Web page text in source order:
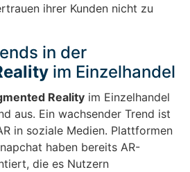
ihrer Kunden nicht zu
in der
im Einzelhandel
Reality im Einzelhandel
aus. Ein wachsender Trend ist
in soziale Medien. Plattformen
haben bereits AR-
die es Nutzern